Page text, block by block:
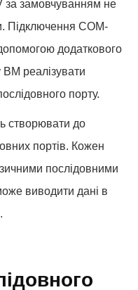
за замовчуванням не
Підключення COM-
додаткового
реалізувати
порту.
створювати до
портів. Кожен
послідовними
виводити дані в